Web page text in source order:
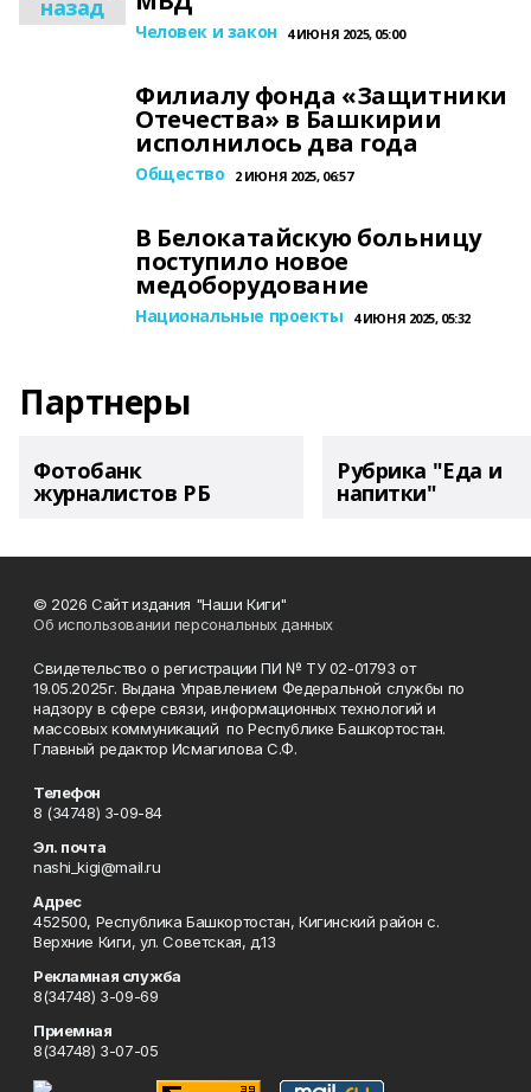
назад
Человек и закон 4 ИЮНЯ 2025, 05:00
Филиалу фонда «Защитники
Отечества» в Башкирии
исполнилось два года
Общество 2 ИЮНЯ 2025, 06:57
В Белокатайскую больницу
поступило новое
медоборудование
Национальные проекты 4 ИЮНЯ 2025, 05:32
Партнеры
Фотобанк
журналистов РБ
Рубрика "Еда и
напитки"
© 2026 Сайт издания "Наши Киги"
Об использовании персональных данных
Свидетельство о регистрации ПИ № ТУ 02-01793 от
19.05.2025г. Выдана Управлением Федеральной службы по
надзору в сфере связи, информационных технологий и
массовых коммуникаций по Республике Башкортостан.
Главный редактор Исмагилова С.Ф.
Телефон
8 (34748) 3-09-84
Эл. почта
nashi_kigi@mail.ru
Адрес
452500, Республика Башкортостан, Кигинский район с.
Верхние Киги, ул. Советская, д.13
Рекламная служба
8(34748) 3-09-69
Приемная
8(34748) 3-07-05